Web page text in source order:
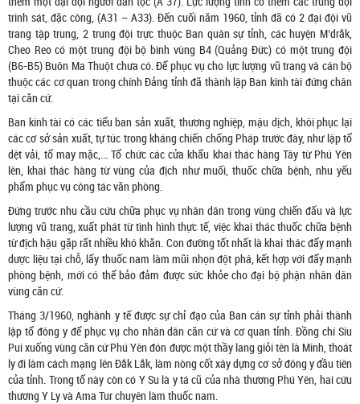
trinh sát, đặc công, (A31 – A33). Đến cuối năm 1960, tỉnh đã có 2 đại đội vũ
trang tập trung, 2 trung đội trực thuộc Ban quân sự tỉnh, các huyện M’drắk,
Cheo Reo có một trung đội bộ binh vùng B4 (Quảng Đức) có một trung đội
(B6-B5) Buôn Ma Thuột chưa có. Để phục vụ cho lực lượng vũ trang và cán bộ
thuộc các cơ quan trong chính Đảng tỉnh đã thành lập Ban kinh tài đứng chân
tại căn cứ.
Ban kinh tài có các tiểu ban sản xuất, thương nghiệp, mậu dịch, khôi phục lại
các cơ sở sản xuất, tự túc trong kháng chiến chống Pháp trước đây, như lập tổ
dệt vải, tổ may mặc,… Tổ chức các cửa khẩu khai thác hàng Tây từ Phú Yên
lên, khai thác hàng từ vùng của địch như muối, thuốc chữa bệnh, nhu yếu
phẩm phục vụ công tác văn phòng.
Đứng trước nhu cầu cứu chữa phục vụ nhân dân trong vùng chiến đấu và lực
lượng vũ trang, xuất phát từ tình hình thực tế, việc khai thác thuốc chữa bệnh
từ địch hậu gặp rất nhiều khó khăn. Con đường tốt nhất là khai thác đẩy mạnh
dược liệu tại chỗ, lấy thuốc nam làm mũi nhọn đột phá, kết hợp với đẩy mạnh
phòng bệnh, mới có thể bảo đảm được sức khỏe cho đại bộ phận nhân dân
vùng căn cứ.
Tháng 3/1960, nghành y tế được sự chỉ đạo của Ban cán sự tỉnh phải thành
lập tổ đông y để phục vụ cho nhân dân căn cứ và cơ quan tỉnh. Đồng chí Siu
Pui xuống vùng căn cứ Phú Yên đón được một thầy lang giỏi tên là Minh, thoát
ly đi làm cách mạng lên Đắk Lắk, làm nòng cốt xây dựng cơ sở đông y đầu tiên
của tỉnh. Trong tổ này còn có Y Su là y tá cũ của nhà thương Phú Yên, hai cứu
thương Y Ly và Ama Tur chuyên làm thuốc nam.